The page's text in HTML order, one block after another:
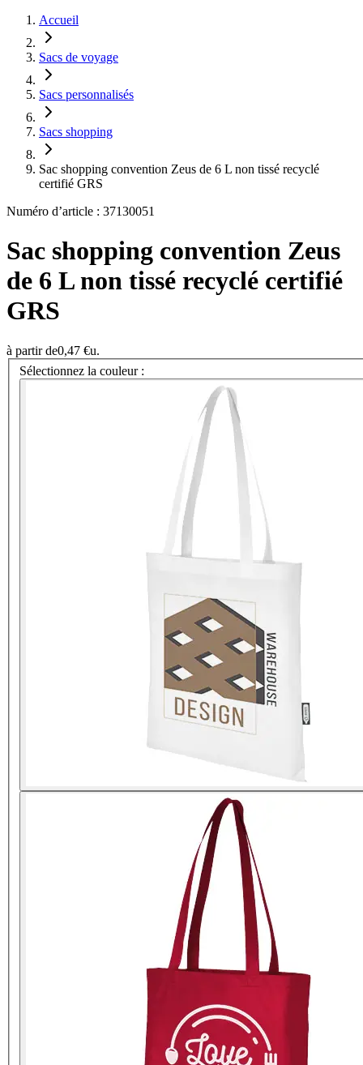
Accueil
Sacs de voyage
Sacs personnalisés
Sacs shopping
Sac shopping convention Zeus de 6 L non tissé recyclé
certifié GRS
Numéro d’article : 37130051
Sac shopping convention Zeus
de 6 L non tissé recyclé certifié
GRS
à partir de0,47 €u.
Sélectionnez la couleur :